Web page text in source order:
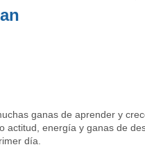
ganas de aprender y
actitud, energía y ganas de
día.